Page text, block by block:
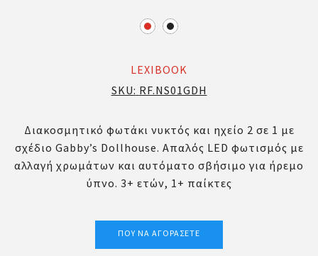
LEXIBOOK
SKU: RF.NS01GDH
Διακοσμητικό φωτάκι νυκτός και ηχείο 2 σε 1 με
σχέδιο Gabby’s Dollhouse. Απαλός LED φωτισμός με
αλλαγή χρωμάτων και αυτόματο σβήσιμο για ήρεμο
ύπνο. 3+ ετών, 1+ παίκτες
ΠΟΎ ΝΑ ΑΓΟΡΆΣΕΤΕ